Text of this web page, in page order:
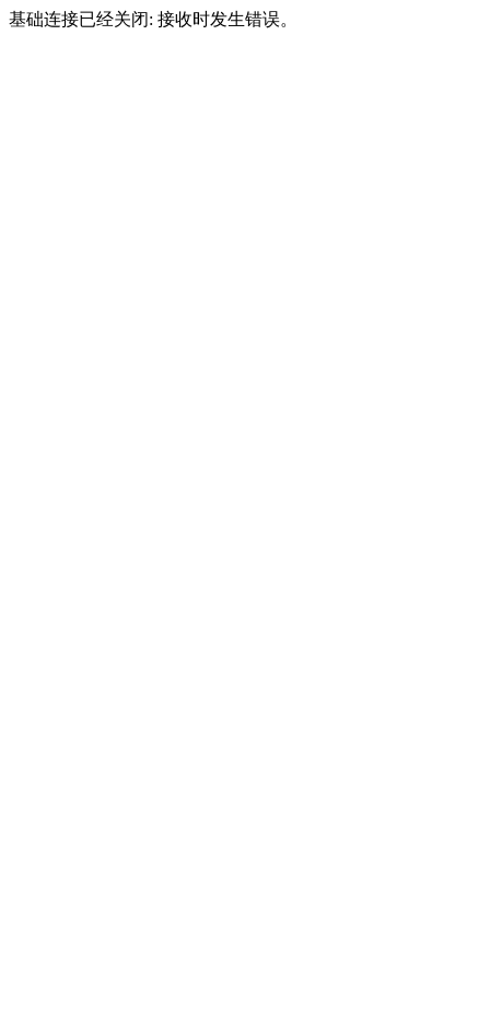
基础连接已经关闭: 接收时发生错误。